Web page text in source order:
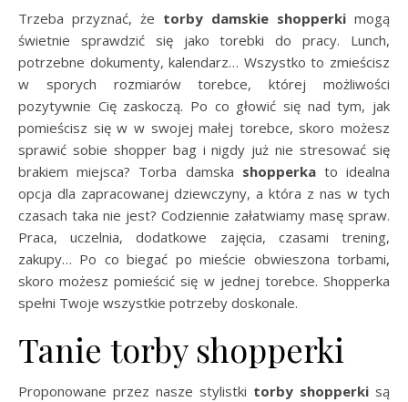
Trzeba przyznać, że torby damskie shopperki mogą
świetnie sprawdzić się jako torebki do pracy. Lunch,
potrzebne dokumenty, kalendarz… Wszystko to zmieścisz
w sporych rozmiarów torebce, której możliwości
pozytywnie Cię zaskoczą. Po co głowić się nad tym, jak
pomieścisz się w w swojej małej torebce, skoro możesz
sprawić sobie shopper bag i nigdy już nie stresować się
brakiem miejsca? Torba damska shopperkato idealna
opcja dla zapracowanej dziewczyny, a która z nas w tych
czasach taka nie jest? Codziennie załatwiamy masę spraw.
Praca, uczelnia, dodatkowe zajęcia, czasami trening,
zakupy… Po co biegać po mieście obwieszona torbami,
skoro możesz pomieścić się w jednej torebce. Shopperka
spełni Twoje wszystkie potrzeby doskonale.
Tanie torby shopperki
Proponowane przez nasze stylistki torby shopperki są